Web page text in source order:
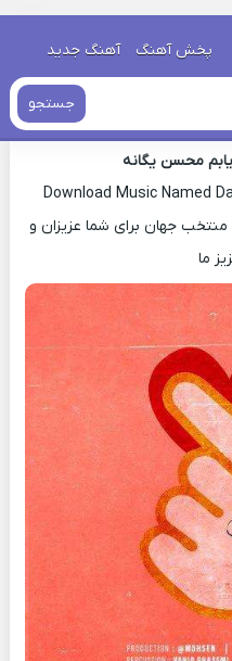
پخش آهنگ آهنگ جدید
جستجو
محسن یگانه
Download Music Named
منتخب جهان برای شما عزیزان و
ما